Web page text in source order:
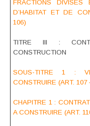
FRACTIONS DIVISES
D’HABITAT ET DE
106)
TITRE III :
CONSTRUCTION
SOUS-TITRE 1 :
CONSTRUIRE (ART. 107
CHAPITRE 1 :
A CONSTRUIRE (ART.